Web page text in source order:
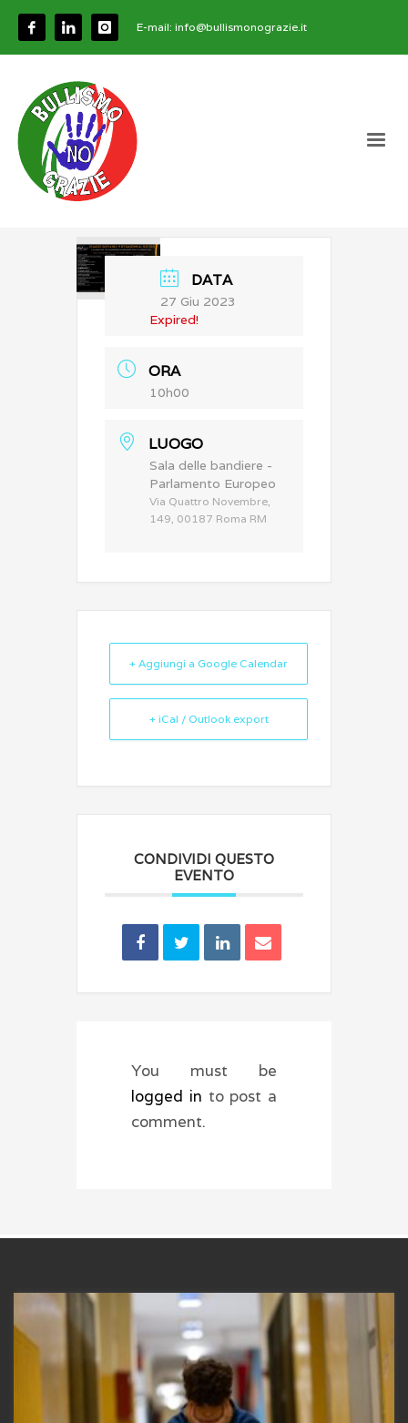
E-mail: info@bullismonograzie.it
DATA
27 Giu 2023
Expired!
ORA
10h00
LUOGO
Sala delle bandiere -
Parlamento Europeo
Via Quattro Novembre,
149, 00187 Roma RM
+ Aggiungi a Google Calendar
+ iCal / Outlook export
CONDIVIDI QUESTO
EVENTO
You must be
logged in to post a
comment.